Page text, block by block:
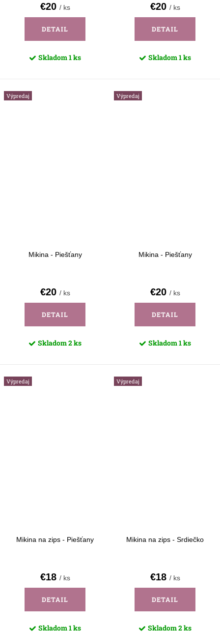
€20 / ks
DETAIL
Skladom1 ks
€20 / ks
DETAIL
Skladom1 ks
Výpredaj
Mikina - Piešťany
€20 / ks
DETAIL
Skladom2 ks
Výpredaj
Mikina - Piešťany
€20 / ks
DETAIL
Skladom1 ks
Výpredaj
Mikina na zips - Piešťany
€18 / ks
DETAIL
Skladom1 ks
Výpredaj
Mikina na zips - Srdiečko
€18 / ks
DETAIL
Skladom2 ks